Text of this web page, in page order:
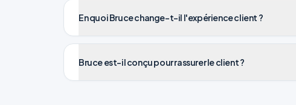
En quoi Bruce change-t-il l'expérience client ?
Bruce est-il conçu pour rassurer le client ?